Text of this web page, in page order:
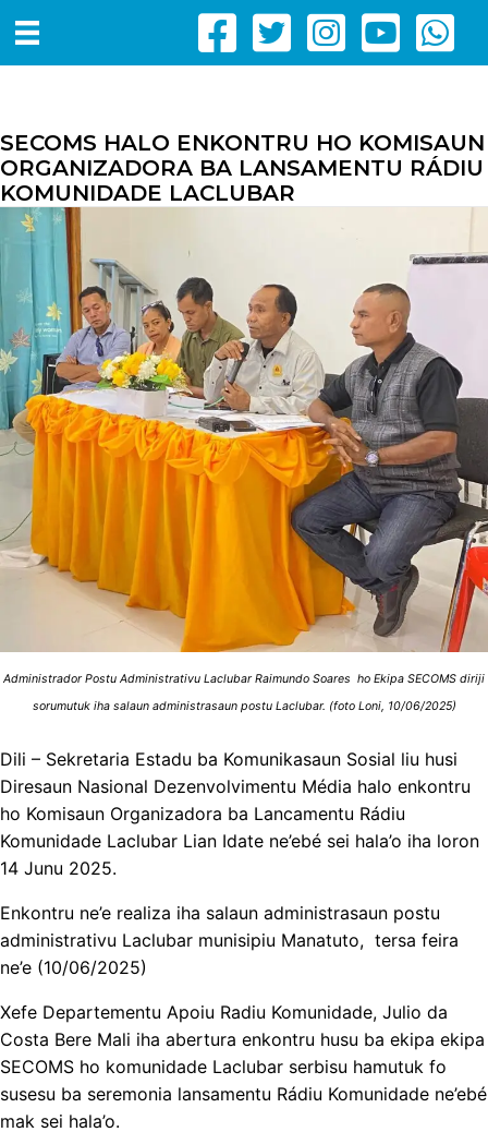
SECOMS HALO ENKONTRU HO KOMISAUN
ORGANIZADORA BA LANSAMENTU RÁDIU
KOMUNIDADE LACLUBAR
Administrador Postu Administrativu Laclubar Raimundo Soares ho Ekipa SECOMS diriji
sorumutuk iha salaun administrasaun postu Laclubar. (foto Loni, 10/06/2025)
Dili – Sekretaria Estadu ba Komunikasaun Sosial liu husi
Diresaun Nasional Dezenvolvimentu Média halo enkontru
ho Komisaun Organizadora ba Lancamentu Rádiu
Komunidade Laclubar Lian Idate ne’ebé sei hala’o iha loron
14 Junu 2025.
Enkontru ne’e realiza iha salaun administrasaun postu
administrativu Laclubar munisipiu Manatuto, tersa feira
ne’e (10/06/2025)
Xefe Departementu Apoiu Radiu Komunidade, Julio da
Costa Bere Mali iha abertura enkontru husu ba ekipa ekipa
SECOMS ho komunidade Laclubar serbisu hamutuk fo
susesu ba seremonia lansamentu Rádiu Komunidade ne’ebé
mak sei hala’o.